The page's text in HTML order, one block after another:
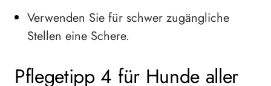
Verwenden Sie für schwer zugängliche
Stellen eine Schere.
Pflegetipp 4 für Hunde aller